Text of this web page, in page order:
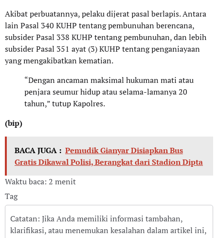
Akibat perbuatannya, pelaku dijerat pasal berlapis. Antara
lain Pasal 340 KUHP tentang pembunuhan berencana,
subsider Pasal 338 KUHP tentang pembunuhan, dan lebih
subsider Pasal 351 ayat (3) KUHP tentang penganiayaan
yang mengakibatkan kematian.
“Dengan ancaman maksimal hukuman mati atau
penjara seumur hidup atau selama-lamanya 20
tahun,” tutup Kapolres.
(bip)
BACA JUGA : Pemudik Gianyar Disiapkan Bus
Gratis Dikawal Polisi, Berangkat dari Stadion Dipta
Waktu baca: 2 menit
Tag
Catatan: Jika Anda memiliki informasi tambahan,
klarifikasi, atau menemukan kesalahan dalam artikel ini,